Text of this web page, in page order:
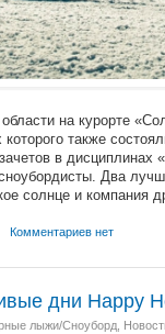
на курорте
также
в дисциплинах
Два
солнце и компания
Комментариев нет
дни Happy
лыжи/Сноуборд